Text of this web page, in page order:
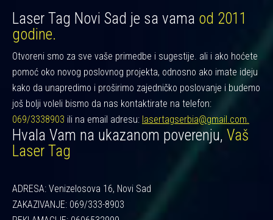
Laser Tag Novi Sad je sa vama od 2011
godine.
Otvoreni smo za sve vaše primedbe i sugestije. ali i ako hoćete
pomoć oko novog poslovnog projekta, odnosno ako imate ideju
kako da unapredimo i proširimo zajedničko poslovanje i budemo
još bolji voleli bismo da nas kontaktirate na telefon:
069/3338903 ili na email adresu: lasertagserbia@gmail.com.
Hvala Vam na ukazanom poverenju, Vaš
Laser Tag
ADRESA: Venizelosova 16, Novi Sad
ZAKAZIVANJE: 069/333-8903